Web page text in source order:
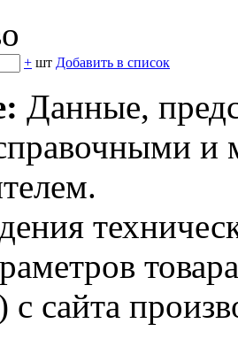
+ шт Добавить в список
Данные,
и
с сайта